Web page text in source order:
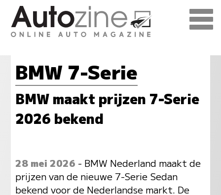
BMW 7-Serie
BMW maakt prijzen 7-Serie
2026 bekend
28 mei 2026 - BMW Nederland maakt de
prijzen van de nieuwe 7-Serie Sedan
bekend voor de Nederlandse markt. De